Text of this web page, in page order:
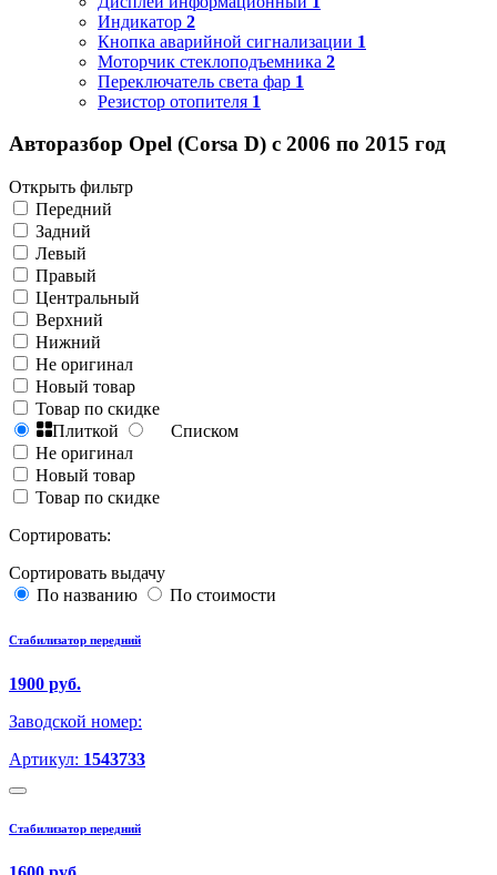
Индикатор 2
Кнопка аварийной сигнализации 1
Моторчик стеклоподъемника 2
Переключатель света фар 1
Резистор отопителя 1
Авторазбор Opel (Corsa D) с 2006 по 2015 год
Открыть фильтр
Передний
Задний
Левый
Правый
Центральный
Верхний
Нижний
Не оригинал
Новый товар
Товар по скидке
Плиткой
Списком
Не оригинал
Новый товар
Товар по скидке
Сортировать:
Сортировать выдачу
По названию
По стоимости
Стабилизатор передний
1900 руб.
Заводской номер:
Артикул: 1543733
Стабилизатор передний